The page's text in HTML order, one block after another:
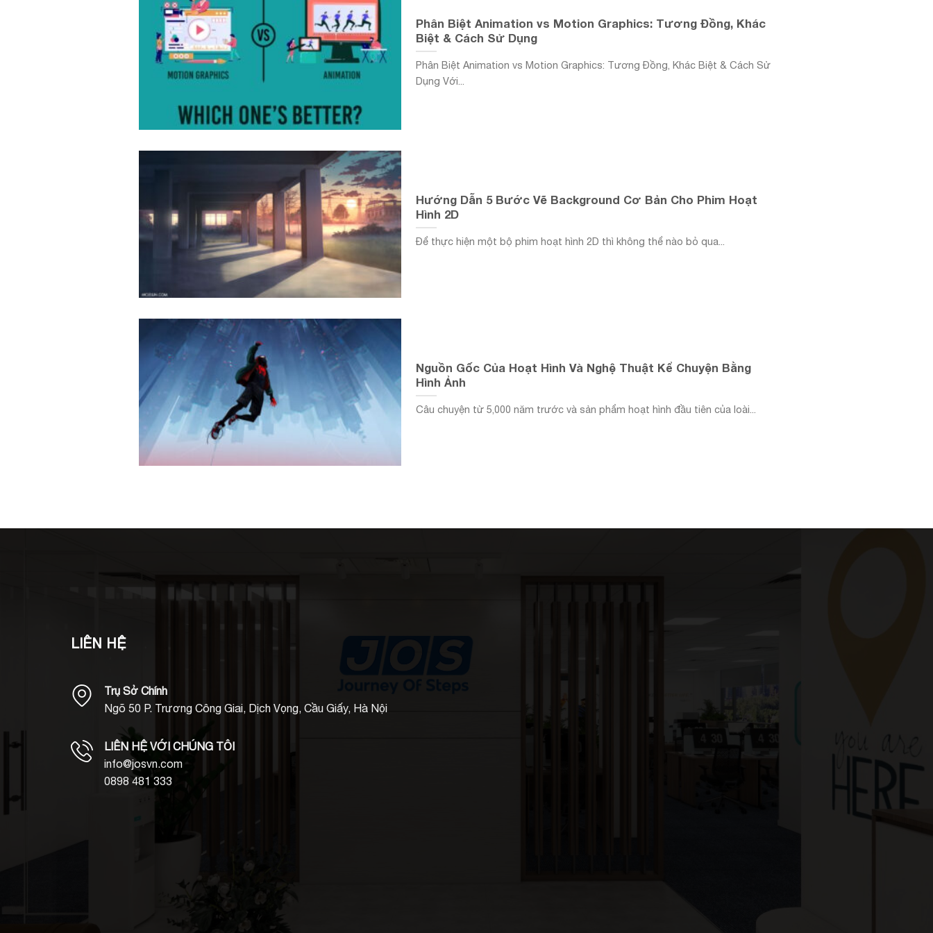
Phân Biệt Animation vs Motion Graphics: Tương Đồng, Khác
Biệt & Cách Sử Dụng
Phân Biệt Animation vs Motion Graphics: Tương Đồng, Khác Biệt & Cách Sử
Dụng Với...
Hướng Dẫn 5 Bước Vẽ Background Cơ Bản Cho Phim Hoạt
Hình 2D
Để thực hiện một bộ phim hoạt hình 2D thì không thể nào bỏ qua...
Nguồn Gốc Của Hoạt Hình Và Nghệ Thuật Kể Chuyện Bằng
Hình Ảnh
Câu chuyện từ 5,000 năm trước và sản phẩm hoạt hình đầu tiên của loài...
LIÊN HỆ
Trụ Sở Chính
Ngõ 50 P. Trương Công Giai, Dịch Vọng, Cầu Giấy, Hà Nội
LIÊN HỆ VỚI CHÚNG TÔI
info@josvn.com
0898 481 333